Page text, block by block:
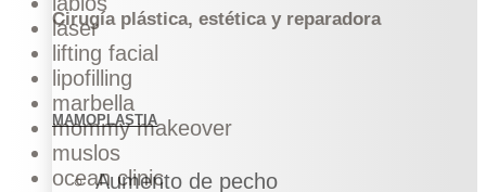
Cirugía plástica, estética y reparadora
MAMOPLASTIA
Aumento de pecho
láser
lifting facial
lipofilling
marbella
mommy makeover
muslos
ocean clinic